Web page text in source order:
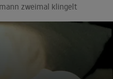
zweimal klingelt